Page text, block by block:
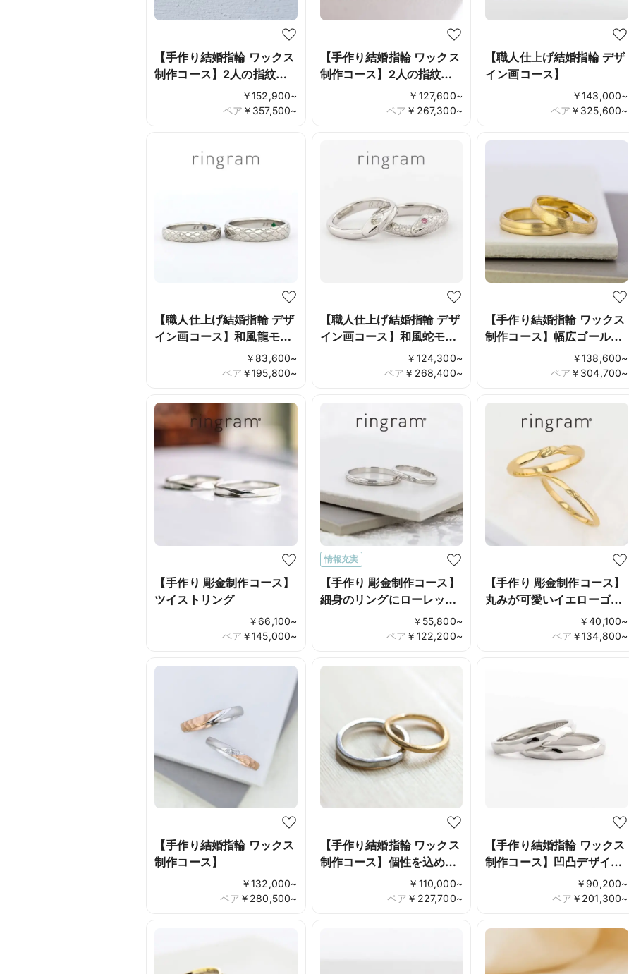
【手作り結婚指輪 ワックス
制作コース】2人の指紋を
￥152,900~
￥ 357,500~
ペア
【手作り結婚指輪 ワックス
制作コース】2人の指紋を
￥ 127,600~
￥ 267,300~
ペア
【職人仕上げ結婚指輪 デザ
イン画コース】
￥143,000~
￥ 325,600~
ペア
【職人仕上げ結婚指輪 デザ
イン画コース】和風龍モ
￥83,600~
￥195,800~
ペア
【職人仕上げ結婚指輪 デザ
イン画コース】和風蛇モ
￥ 124,300~
￥ 268,400~
ペア
【手作り結婚指輪 ワックス
制作コース】幅広ゴールド
￥138,600~
￥ 304,700~
ペア
【手作り 彫金制作コース】
ツイストリング
￥66,100~
￥145,000~
ペア
情報充実
【手作り 彫金制作コース】
細身のリングにローレット
加工でアクセントを
￥ 55,800~
￥ 122,200~
ペア
【手作り 彫金制作コース】
丸みが可愛いイエローゴー
￥40,100~
￥134,800~
ペア
【手作り結婚指輪 ワックス
制作コース】
￥132,000~
￥ 280,500~
ペア
【手作り結婚指輪 ワックス
制作コース】個性を込めた
アンティークリング
￥ 110,000~
￥ 227,700~
ペア
【手作り結婚指輪 ワックス
制作コース】凹凸デザイン
￥90,200~
￥ 201,300~
ペア